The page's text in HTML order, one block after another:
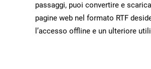
passaggi, puoi convertire e
pagine web nel formato RTF
l’accesso offline e un ulteriore